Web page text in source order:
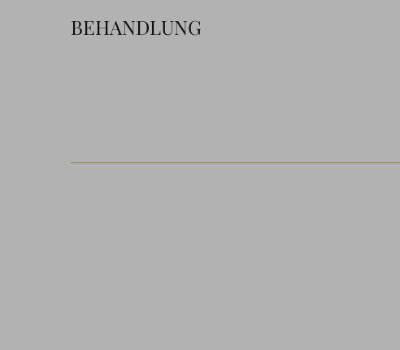
BEHANDLUNG